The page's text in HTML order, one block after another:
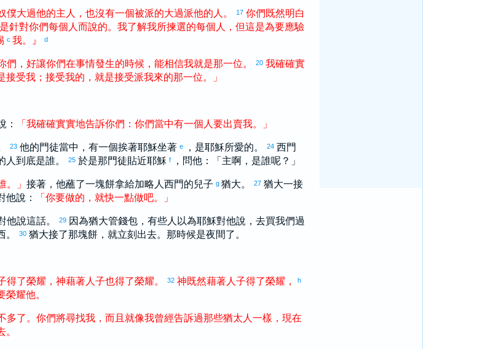
僕大過他的主人 ， 也沒有一個被派的大過派他的 人 。 17 你們 既然明白
是針對你們每個 人 而說的。 我了解我所揀選的每個 人 ， 但這是為要應驗
c 我。 』 d
們 ， 好讓你們在事情發生的時候， 能相信我就是那一位。 20 我確確實
接受我； 接受我的 ， 就是接受派我來的那一位。 」
： 「 我確確實實地告訴你們 ： 你們當中有一個 人 要出賣我。 」
23 他的門徒當中，有一個挨著耶穌坐著 e ，是耶穌所愛的。 24 西門
人到底是誰。 25 於是那門徒貼近耶穌 f ，問他：「主啊，是誰呢？」
。 」 接著，他蘸了一塊餅拿給加略 人 西門的兒子 g 猶大。 27 猶大一接
他說： 「 你要做的 ， 就快一點做吧。 」
他說這話。 29 因為猶大管錢包，有些人以為耶穌對他說，去買我們過
。
30 猶大接了那塊餅，就立刻出去。那時候是夜間了。
得了榮耀 ， 神藉著人子也得了榮耀。 32 神既然藉著人子得了榮耀 ， h
榮耀他。
多了 。 你們將尋找我， 而且 就像我曾經告訴過那些猶太 人 一樣 ， 現在
。